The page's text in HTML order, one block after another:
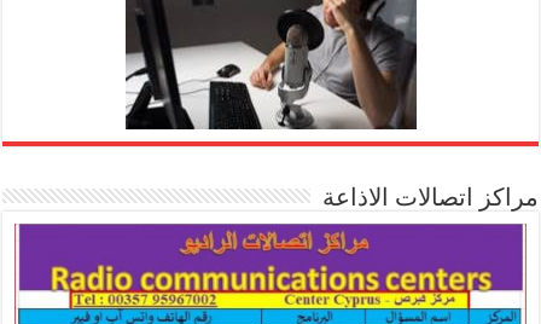
مراكز اتصالات الاذاعة